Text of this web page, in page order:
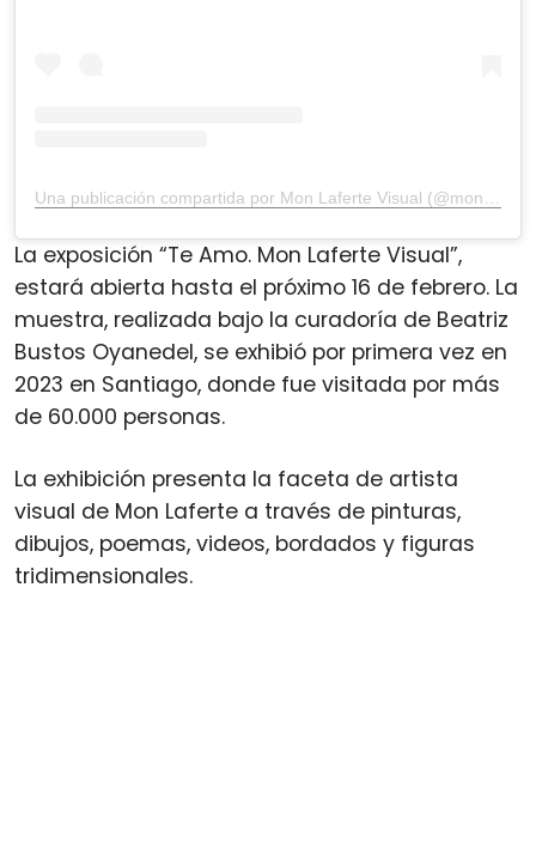
La exposición “Te Amo. Mon Laferte Visual”,
estará abierta hasta el próximo 16 de febrero. La
muestra, realizada bajo la curadoría de Beatriz
Bustos Oyanedel, se exhibió por primera vez en
2023 en Santiago, donde fue visitada por más
de 60.000 personas.
La exhibición presenta la faceta de artista
visual de Mon Laferte a través de pinturas,
dibujos, poemas, videos, bordados y figuras
tridimensionales.